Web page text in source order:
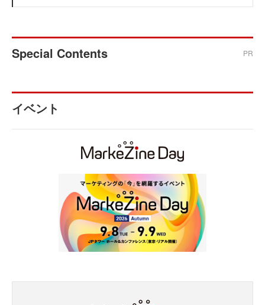
Special Contents PR
イベント